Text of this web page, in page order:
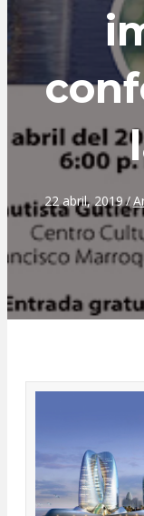
22 abril, 2019/